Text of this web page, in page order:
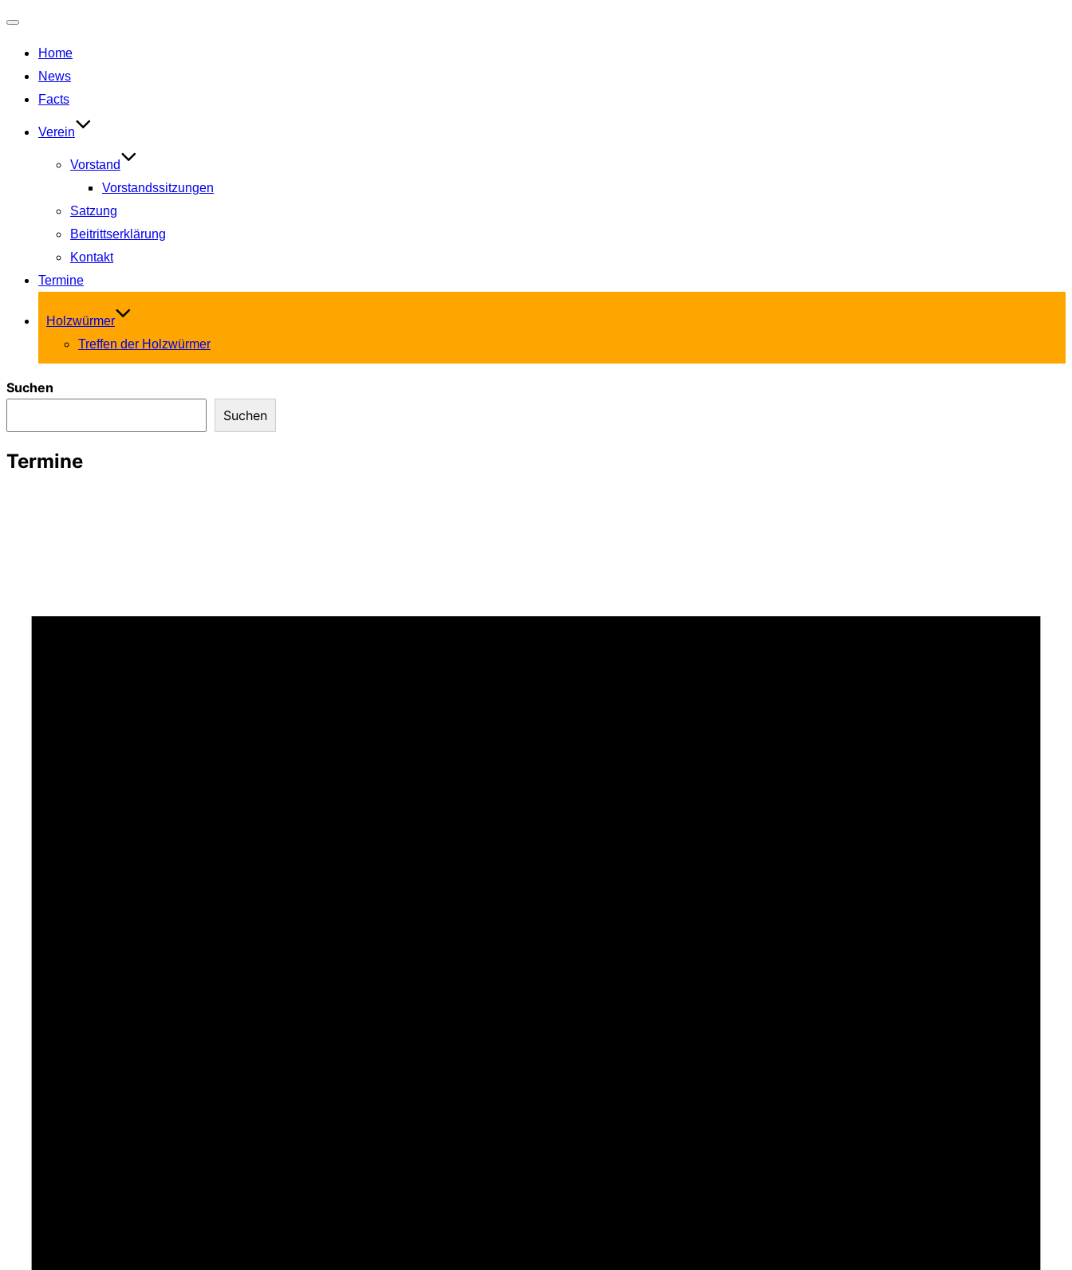
umschalten
Home
News
Facts
Verein
Vorstand
Vorstandssitzungen
Satzung
Beitrittserklärung
Kontakt
Termine
Holzwürmer
Treffen der Holzwürmer
Suchen
Suchen
Termine